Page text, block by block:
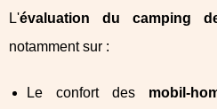
L'évaluation du camping
notamment sur :
Le confort des mobil-